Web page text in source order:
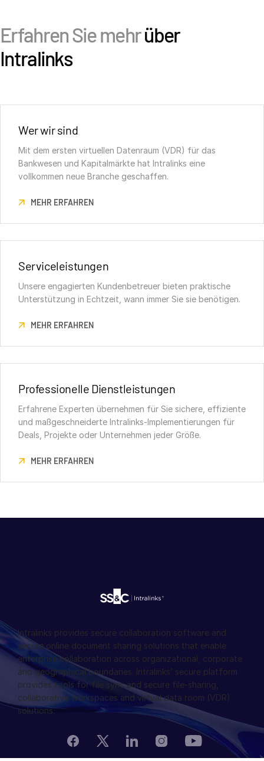
Erfahren Sie mehrüber
Intralinks
Wer wir sind
Mit dem ersten virtuellen Datenraum (VDR) für das
Bankwesen und Kapitalmärkte hat Intralinks eine
vollkommen neue Branche geschaffen.
MEHR ERFAHREN
Serviceleistungen
Unsere engagierten Kundenbetreuer bieten praktische
Unterstützung in Echtzeit, wann immer Sie sie benötigen.
MEHR ERFAHREN
Professionelle Dienstleistungen
Erfahrene Experten übernehmen für Sie sichere, effiziente
und maßgeschneiderte Intralinks-Implementierungen für
Deals, Projekte oder Unternehmen jeder Größe.
MEHR ERFAHREN
Intralinks provides secure collaboration software and
secure online document sharing solutions that enable
enterprise collaboration across organizational, corporate
and geographical boundaries. Intralinks’ secure platform
provides tools for file sync and secure file-sharing,
collaborative workspaces and virtual data room (VDR)
solutions.